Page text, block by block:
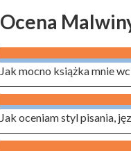
Ocena
Jak mocno książka mnie
Jak oceniam styl pisania,